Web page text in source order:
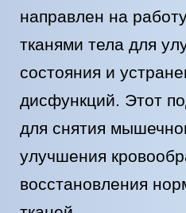
направлен на
тканями тела для
состояния и
дисфункций. Этот
для снятия
улучшения
восстановления